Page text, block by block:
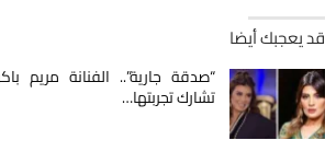
قد يعجبك أيضا
“صدقة جارية”.. الفنانة مريم
تشارك تجربتها…